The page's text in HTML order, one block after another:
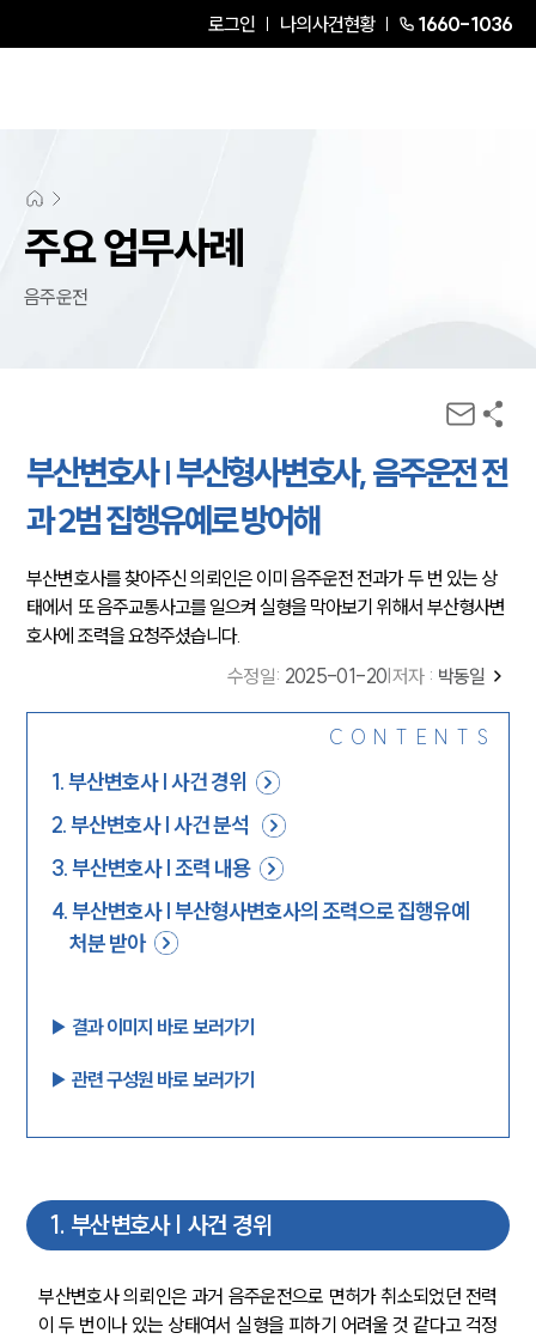
로그인 나의사건현황 1660-1036
주요 업무사례
음주운전
부산변호사 | 부산형사변호사, 음주운전 전
과 2범 집행유예로 방어해
부산변호사를 찾아주신 의뢰인은 이미 음주운전 전과가 두 번 있는 상
태에서 또 음주교통사고를 일으켜 실형을 막아보기 위해서 부산형사변
호사에 조력을 요청주셨습니다.
수정일: 2025-01-20 저자 : 박동일
CONTENTS
1.부산변호사 | 사건 경위
2.부산변호사 | 사건 분석
3.부산변호사 | 조력 내용
4.부산변호사 | 부산형사변호사의 조력으로 집행유예
처분 받아
▶︎ 결과 이미지 바로 보러가기
▶︎ 관련 구성원 바로 보러가기
1. 부산변호사 | 사건 경위
부산변호사 의뢰인은 과거 음주운전으로 면허가 취소되었던 전력
이 두 번이나 있는 상태여서 실형을 피하기 어려울 것 같다고 걱정